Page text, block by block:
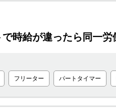
時給が違ったら同一労
フリーター パートタイマー